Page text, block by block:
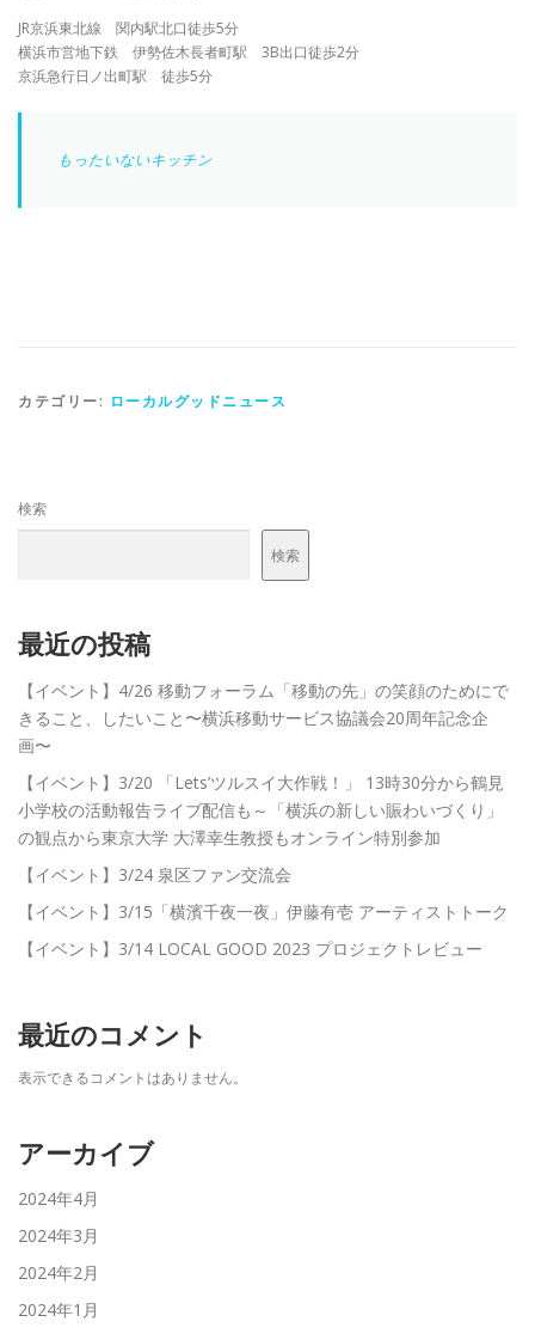
JR京浜東北線 関内駅北口徒歩5分
横浜市営地下鉄 伊勢佐木長者町駅 3B出口徒歩2分
京浜急行日ノ出町駅 徒歩5分
もったいないキッチン
カテゴリー: ローカルグッドニュース
検索
検索
最近の投稿
【イベント】4/26 移動フォーラム「移動の先」の笑顔のためにで
きること、したいこと〜横浜移動サービス協議会20周年記念企
画〜
【イベント】3/20 「Lets’ツルスイ大作戦！」 13時30分から鶴見
小学校の活動報告ライブ配信も～「横浜の新しい賑わいづくり」
の観点から東京大学 大澤幸生教授もオンライン特別参加
【イベント】3/24 泉区ファン交流会
【イベント】3/15「横濱千夜一夜」伊藤有壱 アーティストトーク
【イベント】3/14 LOCAL GOOD 2023 プロジェクトレビュー
最近のコメント
表示できるコメントはありません。
アーカイブ
2024年4月
2024年3月
2024年2月
2024年1月